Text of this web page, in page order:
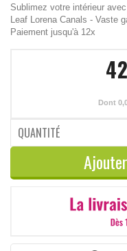
Sublimez votre intérieur
Leaf Lorena Canals - Vaste
Paiement jusqu'à 12x
Dont
QUANTITÉ